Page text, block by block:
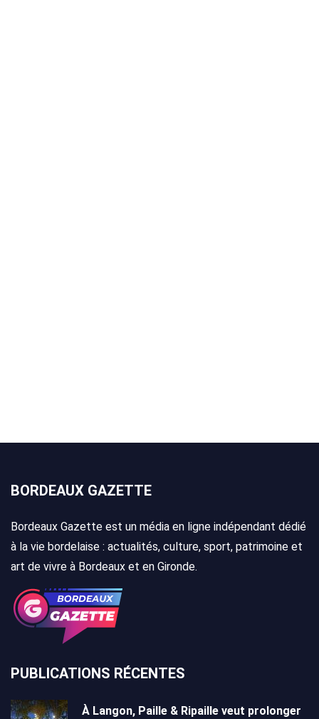
BORDEAUX GAZETTE
Bordeaux Gazette est un média en ligne indépendant dédié
à la vie bordelaise : actualités, culture, sport, patrimoine et
art de vivre à Bordeaux et en Gironde.
PUBLICATIONS RÉCENTES
À Langon, Paille & Ripaille veut prolonger